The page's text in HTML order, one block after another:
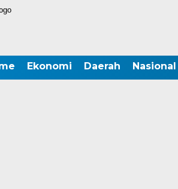
Ekonomi Daerah Nasional